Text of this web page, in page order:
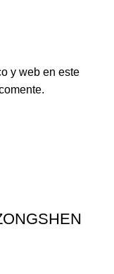
y web en este